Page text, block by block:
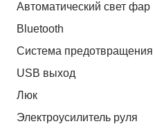
Автоматический свет фар
Bluetooth
Система предотвращения
USB выход
Люк
Электроусилитель руля